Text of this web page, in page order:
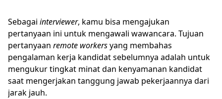
Sebagai interviewer, kamu bisa mengajukan
pertanyaan ini untuk mengawali wawancara. Tujuan
pertanyaan remote workersyang membahas
pengalaman kerja kandidat sebelumnya adalah untuk
mengukur tingkat minat dan kenyamanan kandidat
saat mengerjakan tanggung jawab pekerjaannya dari
jarak jauh.